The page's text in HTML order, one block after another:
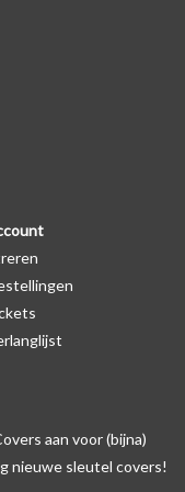
de originele
dit zelf nagaan door
is.
aan voor (bijna)
nieuwe sleutel covers!